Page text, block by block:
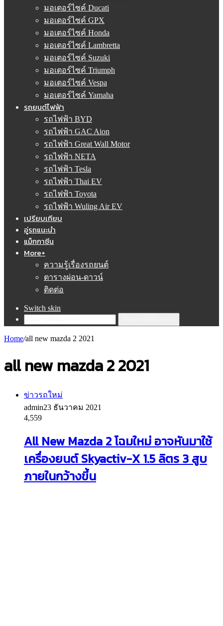
มอเตอร์ไซค์ Ducati
มอเตอร์ไซค์ GPX
มอเตอร์ไซค์ Honda
มอเตอร์ไซค์ Lambretta
มอเตอร์ไซค์ Suzuki
มอเตอร์ไซค์ Triumph
มอเตอร์ไซค์ Vespa
มอเตอร์ไซค์ Yamaha
รถยนต์ไฟฟ้า
รถไฟฟ้า BYD
รถไฟฟ้า GAC Aion
รถไฟฟ้า Great Wall Motor
รถไฟฟ้า NETA
รถไฟฟ้า Tesla
รถไฟฟ้า Thai EV
รถไฟฟ้า Toyota
รถไฟฟ้า Wuling Air EV
เปรียบเทียบ
อู่รถแนะนำ
แม็กกาซีน
More+
ความรู้เรื่องรถยนต์
ตารางผ่อน-ดาวน์
ติดต่อ
Switch skin
Home/all new mazda 2 2021
all new mazda 2 2021
ข่าวรถใหม่
admin23 ธันวาคม 2021
4,559
All New Mazda 2 โฉมใหม่ อาจหันมาใช้
เครื่องยนต์ Skyactiv-X 1.5 ลิตร 3 สูบ
ภายในกว้างขึ้น